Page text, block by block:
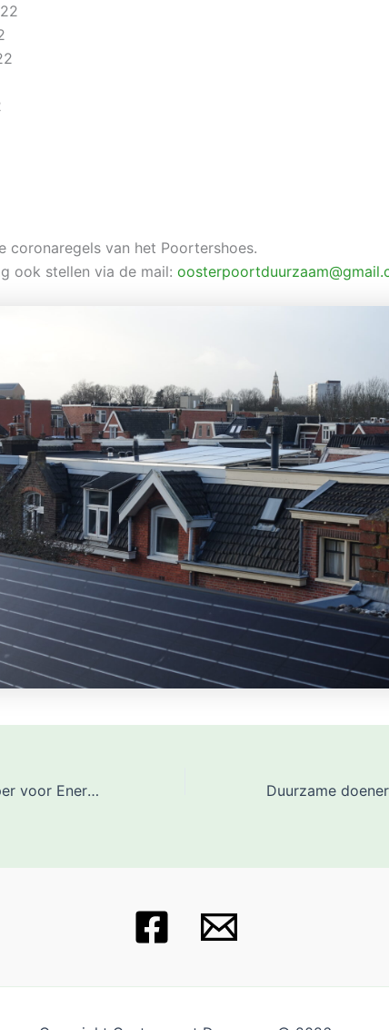
coronaregels van het Poortershoes.
ook stellen via de mail:
LECO, wederverkoper voor Energie VanOns